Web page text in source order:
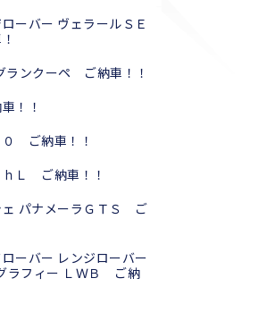
ーバー ヴェラールＳＥ
ンクーペ ご納車！！
！！
ご納車！！
Ｌ ご納車！！
パナメーラＧＴＳ ご
ーバー レンジローバー
ラフィー ＬＷＢ ご納